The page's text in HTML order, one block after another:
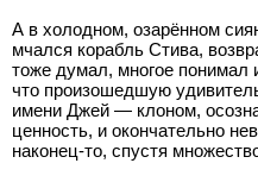
А в холодном, озарённом
мчался корабль Стива,
тоже думал, многое понимал
что произошедшую
имени Джей — клоном,
ценность, и окончательно
наконец-то, спустя